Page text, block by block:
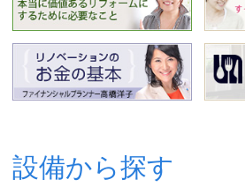
設備から探す